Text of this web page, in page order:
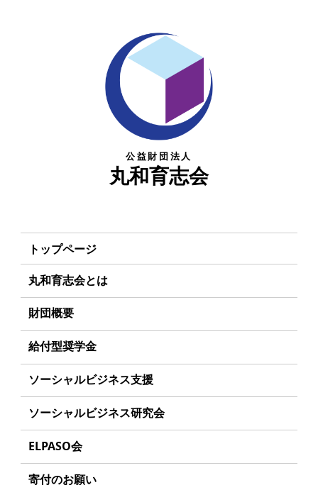
公益財団法人
丸和育志会
トップページ
丸和育志会とは
理事長あいさつ
丸和育志会の目指す未来
学生のみなさんへ
起業を考えているみなさんへ
応援したいみなさんへ
財団概要
理念
沿革
組織
年間スケジュール
定款
給付型奨学金
事業方針
給付型奨学金とは
ソーシャルビジネス支援
事業方針
ソーシャルビジネスとは
ソーシャルビジネス研究会
研究会のねらい
研究会一覧
ELPASO会
ELPASO会とは
寄付のお願い